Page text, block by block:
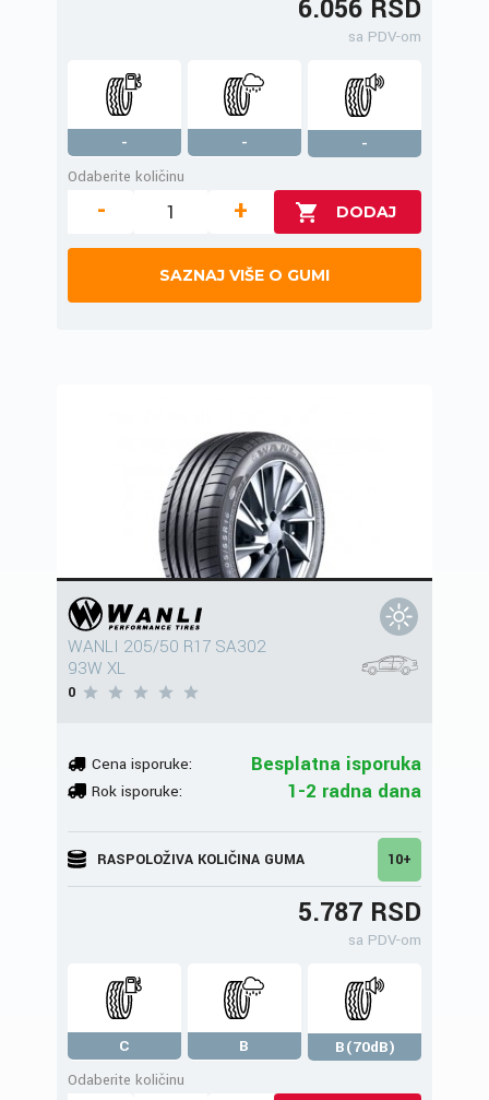
6.056 RSD
sa PDV-om
- -
-
Odaberite količinu
- +
SAZNAJ VIŠE O GUMI
WANLI 205/50 R17 SA302
93W XL
0
Cena isporuke: Besplatna isporuka
Rok isporuke: 1-2 radna dana
RASPOLOŽIVA KOLIČINA GUMA 10+
5.787 RSD
sa PDV-om
C B
B(70dB)
Odaberite količinu